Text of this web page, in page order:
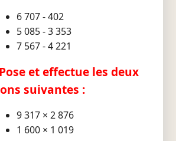
6 707 - 402
5 085 - 3 353
7 567 - 4 221
et effectue les deux
suivantes :
9 317 × 2 876
1 600 × 1 019